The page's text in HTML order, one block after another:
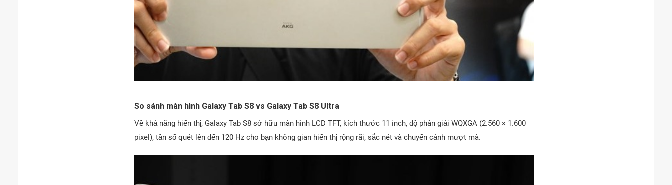
So sánh màn hình Galaxy Tab S8 vs Galaxy Tab S8 Ultra
Về khả năng hiển thị, Galaxy Tab S8 sở hữu màn hình LCD TFT, kích thước 11 inch, độ phân giải WQXGA (2.560 × 1.600
pixel), tần số quét lên đến 120 Hz cho bạn không gian hiển thị rộng rãi, sắc nét và chuyển cảnh mượt mà.